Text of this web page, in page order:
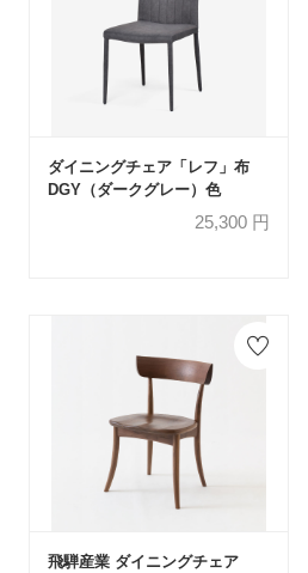
ダイニングチェア「レフ」布
DGY（ダークグレー）色
25,300円
飛騨産業 ダイニングチェア